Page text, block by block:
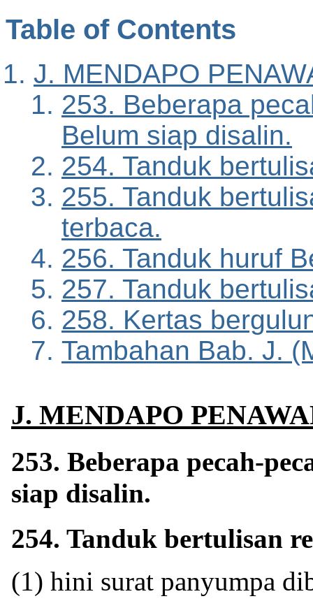
Table of Contents
J. MENDAPO
253. Beberapa
Belum siap disalin.
254. Tanduk
255. Tanduk
terbaca.
256. Tanduk huruf
257. Tanduk
258. Kertas
Tambahan Bab. J.
J. MENDAPO
253. Beberapa pecah-
siap disalin.
254. Tanduk bertulisan
(1) hini surat panyumpa